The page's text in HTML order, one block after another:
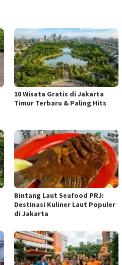
10 Wisata Gratis di Jakarta
Timur Terbaru & Paling Hits
Bintang Laut Seafood PRJ:
Destinasi Kuliner Laut Populer
di Jakarta